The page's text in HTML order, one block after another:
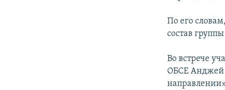
По его
состав
Во встрече
ОБСЕ Анджей